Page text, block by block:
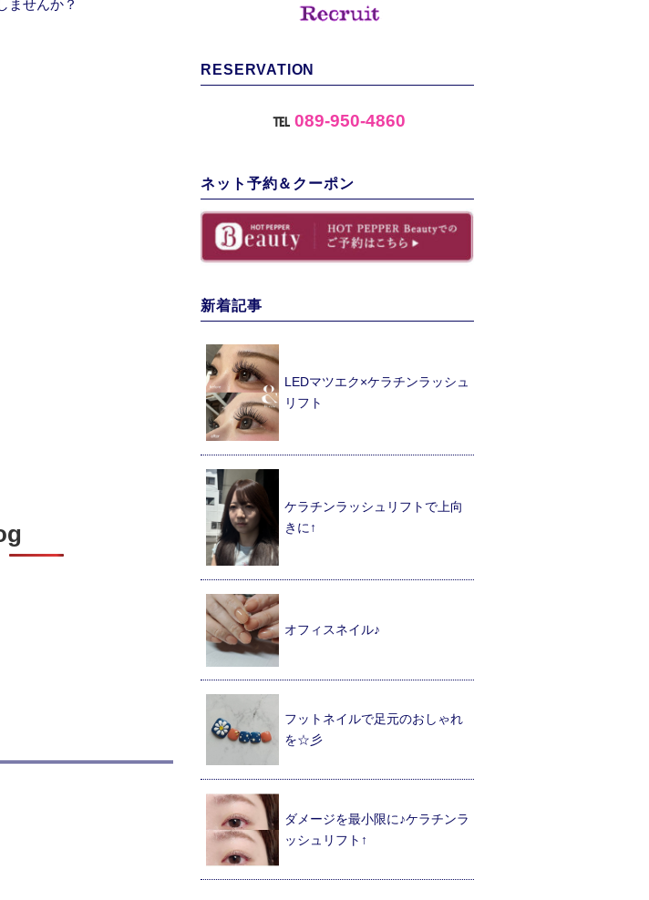
ませんか？
RESERVATION
℡089-950-4860
ネット予約＆クーポン
新着記事
LEDマツエク×ケラチンラッシュ
リフト
ケラチンラッシュリフトで上向
きに↑
オフィスネイル♪
フットネイルで足元のおしゃれ
を☆彡
ダメージを最小限に♪ケラチンラ
ッシュリフト↑